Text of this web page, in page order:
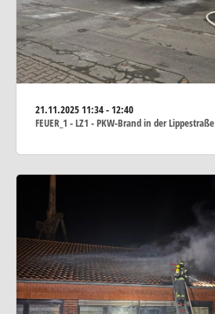
21.11.202511:34 - 12:40
FEUER_1 - LZ1 - PKW-Brand in der Lippestraße